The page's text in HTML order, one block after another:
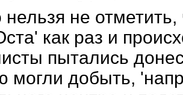
не
как раз и
пытались
могли добыть,